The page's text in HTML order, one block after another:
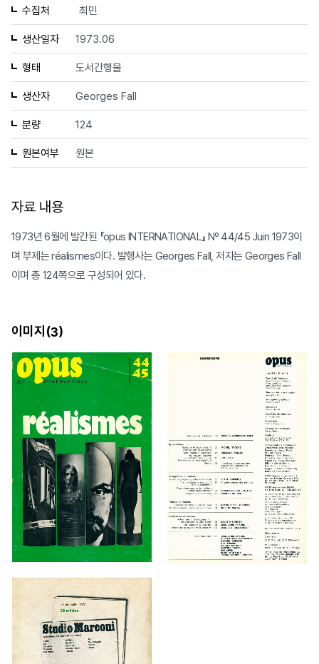
수집처 최민
생산일자 1973.06
형태 도서간행물
생산자 Georges Fall
분량 124
원본여부 원본
자료 내용
1973년 6월에 발간된 『opus INTERNATIONAL』 Nº 44/45 Juin 1973이
며 부제는 réalismes이다. 발행사는 Georges Fall, 저자는 Georges Fall
이며 총 124쪽으로 구성되어 있다.
이미지(3)